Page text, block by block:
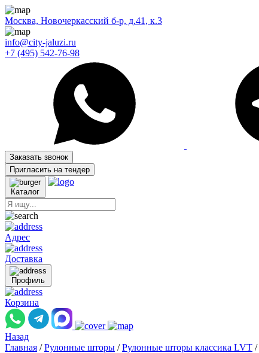
Москва, Новочеркасский б-р, д.41, к.3
info@city-jaluzi.ru
+7 (495) 542-76-98
Заказать звонок
Пригласить на тендер
Каталог
Адрес
Доставка
Профиль
Корзина
Назад
Главная / Рулонные шторы / Рулонные шторы классика LVT /